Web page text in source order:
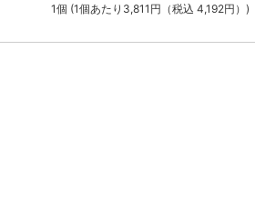
1個 (1個あたり3,811円（税込 4,192円）)